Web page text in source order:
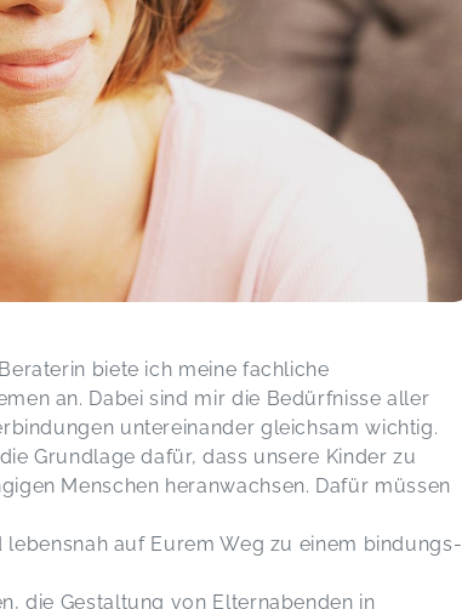
biete ich meine fachliche
an. Dabei sind mir die Bedürfnisse aller
untereinander gleichsam wichtig.
Grundlage dafür, dass unsere Kinder zu
Menschen heranwachsen. Dafür müssen
auf Eurem Weg zu einem bindungs-
die Gestaltung von Elternabenden in